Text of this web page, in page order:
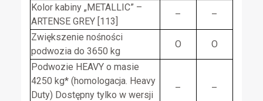
Kolor kabiny „METALLIC” –
ARTENSE GREY [113]
– –
Zwiększenie nośności
podwozia do 3650 kg
O O
Podwozie HEAVY o masie
4250 kg* (homologacja. Heavy
Duty) Dostępny tylko w wersji
– –